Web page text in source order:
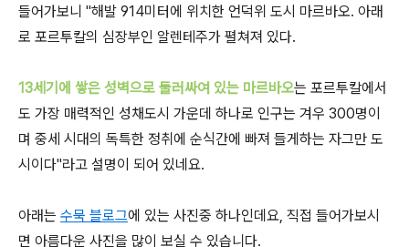
들어가보니 "해발 914미터에 위치한 언덕위 도시 마르바오. 아래
로 포르투칼의 심장부인 알렌테주가 펼쳐져 있다.
13세기에 쌓은 성벽으로 둘러싸여 있는 마르바오는 포르투칼에서
도 가장 매력적인 성채도시 가운데 하나로 인구는 겨우 300명이
며 중세 시대의 독특한 정취에 순식간에 빠져 들게하는 자그만 도
시이다"라고 설명이 되어 있네요.
아래는 수묵 블로그에 있는 사진중 하나인데요, 직접 들어가보시
면 아름다운 사진을 많이 보실 수 있습니다.